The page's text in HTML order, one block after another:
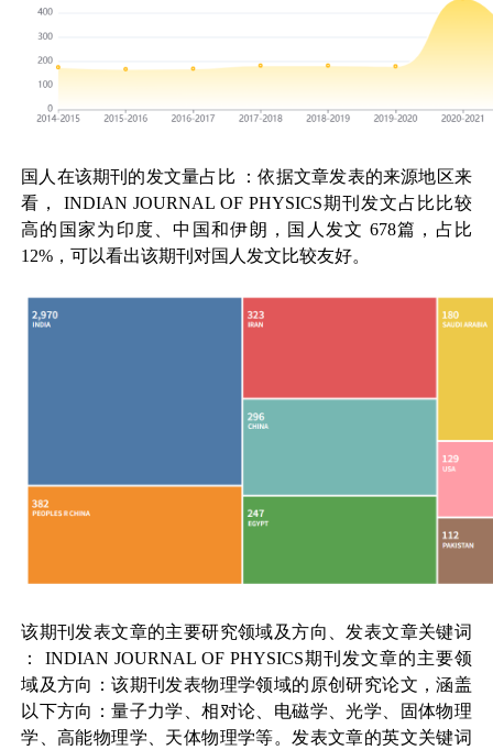
国人在该期刊的发文量占比
：依据文章发表的来源地区来
看，
INDIAN JOURNAL OF PHYSICS期刊发文占比比较
高的国家为印度、中国和伊朗，国人发文 678篇，占比
12% ，可以看出该期刊对国人发文比较友好。
该期刊发表文章的主要研究领域及方向、发表文章关键词
：
INDIAN JOURNAL OF PHYSICS期刊发文章的主要领
域及方向：该期刊发表物理学领域的原创研究论文，涵盖
以下方向：量子力学、相对论、电磁学、光学、固体物理
学、高能物理学、天体物理学等。发表文章的英文关键词